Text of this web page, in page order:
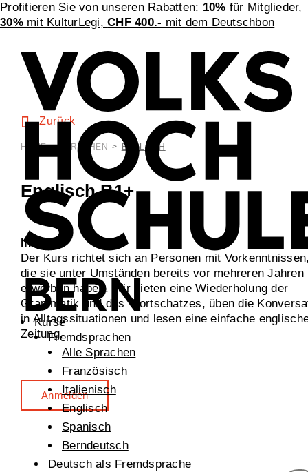
Profitieren Sie von unseren Rabatten: 10% für Mitglieder,
30%mit KulturLegi,CHF 400.- mit dem Deutschbon
Kurse
Fremdsprachen
Alle Sprachen
Französisch
Italienisch
Englisch
Spanisch
Berndeutsch
Deutsch als Fremdsprache
Zurück
HOME > SPRACHEN > ENGLISCH
Englisch B1+
Inhalt
Der Kurs richtet sich an Personen mit
die sie unter Umständen bereits vor mehreren Jahren
erworben haben. Wir bieten eine Wiederholung der
Grammatik und des Wortschatzes, üben die
in Alltagssituationen und lesen eine einfache
Zeitung.
Anmelden